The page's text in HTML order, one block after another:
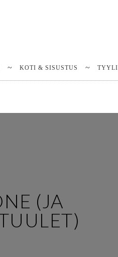
KOTI & SISUSTUS TYYLI
(JA